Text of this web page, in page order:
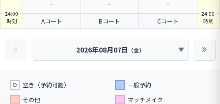
24:00
時刻
Aコート Bコート Cコート
24:00
時刻
2026年08月07日 （金）
空き（予約可能）
一般予約
その他
マッチメイク